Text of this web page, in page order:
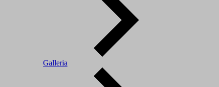
Galleria